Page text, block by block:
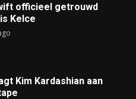
officieel getrouwd
Kelce
Kim Kardashian aan